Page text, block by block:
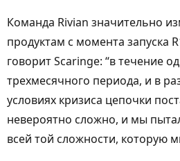
Команда Rivian значительно
продуктам с момента запуска
говорит Scaringe: “в течение
трехмесячного периода, и в
условиях кризиса цепочки
невероятно сложно, и мы
всей той сложности, которую